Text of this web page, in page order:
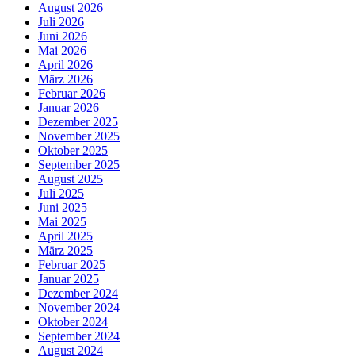
August 2026
Juli 2026
Juni 2026
Mai 2026
April 2026
März 2026
Februar 2026
Januar 2026
Dezember 2025
November 2025
Oktober 2025
September 2025
August 2025
Juli 2025
Juni 2025
Mai 2025
April 2025
März 2025
Februar 2025
Januar 2025
Dezember 2024
November 2024
Oktober 2024
September 2024
August 2024